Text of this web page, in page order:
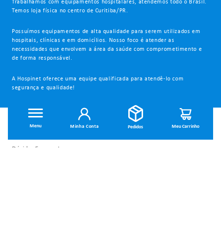
Minha Conta
Trabalhamos com equipamentos hospitalares, atendemos todo o Brasil.
Temos loja física no centro de Curitiba/PR.
Possuímos equipamentos de alta qualidade para serem utilizados em
hospitais, clínicas e em domicílios. Nosso foco é atender as
necessidades que envolvem a área da saúde com comprometimento e
de forma responsável.
A Hospinet oferece uma equipe qualificada para atendê-lo com
segurança e qualidade!
INSTITUCIONAL
Dúvidas Frequentes